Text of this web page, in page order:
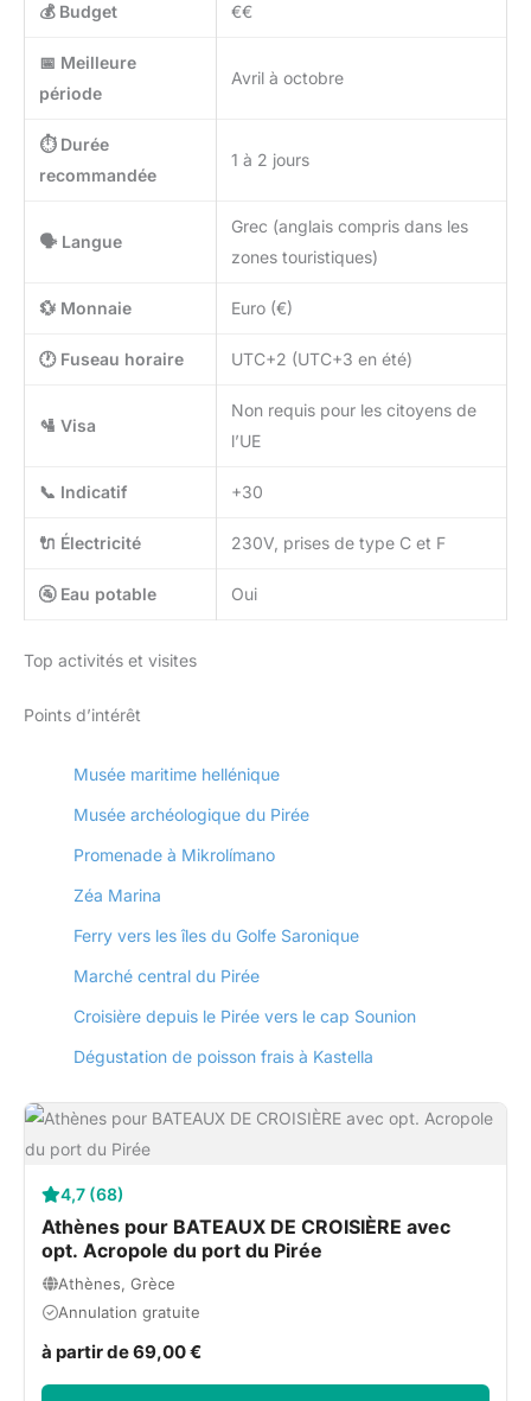
💰 Budget €€
📅 Meilleure
période
Avril à octobre
⏱️ Durée
recommandée
1 à 2 jours
🗣️ Langue
Grec (anglais compris dans les
zones touristiques)
💱 Monnaie Euro (€)
🕐 Fuseau horaire UTC+2 (UTC+3 en été)
🛂 Visa
Non requis pour les citoyens de
l’UE
📞 Indicatif +30
🔌 Électricité 230V, prises de type C et F
🚰 Eau potable Oui
Top activités et visites
Points d’intérêt
Musée maritime hellénique
Musée archéologique du Pirée
Promenade à Mikrolímano
Zéa Marina
Ferry vers les îles du Golfe Saronique
Marché central du Pirée
Croisière depuis le Pirée vers le cap Sounion
Dégustation de poisson frais à Kastella
4,7 (68)
Athènes pour BATEAUX DE CROISIÈRE avec
opt. Acropole du port du Pirée
Athènes, Grèce
Annulation gratuite
à partir de 69,00 €